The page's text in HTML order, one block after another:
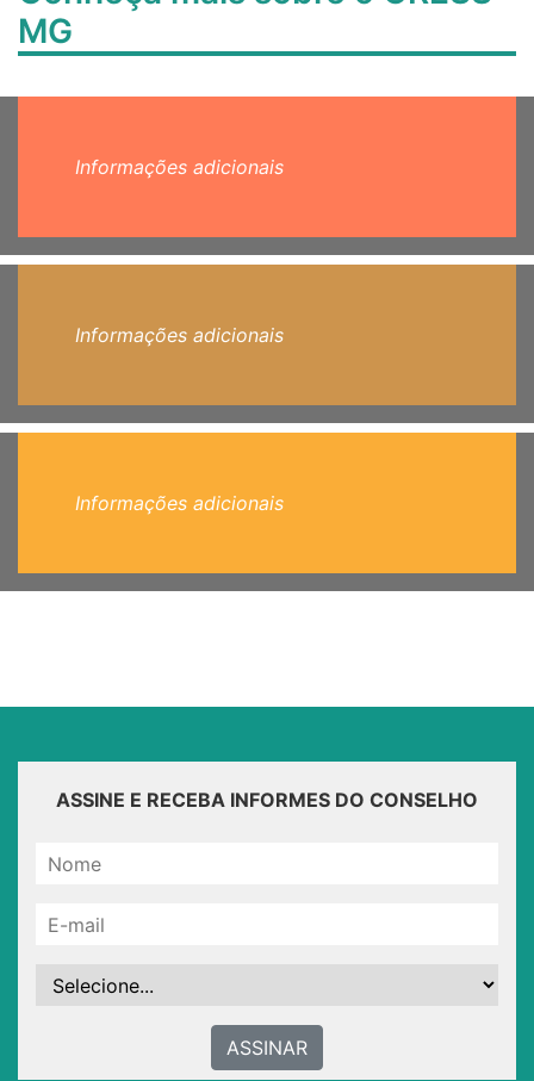
MG
Informações adicionais
Informações adicionais
Informações adicionais
ASSINE E RECEBA INFORMES DO CONSELHO
ASSINAR